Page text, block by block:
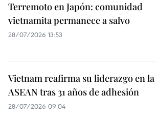
Terremoto en Japón: comunidad
vietnamita permanece a salvo
28/07/2026 13:53
Vietnam reafirma su liderazgo en la
ASEAN tras 31 años de adhesión
28/07/2026 09:04